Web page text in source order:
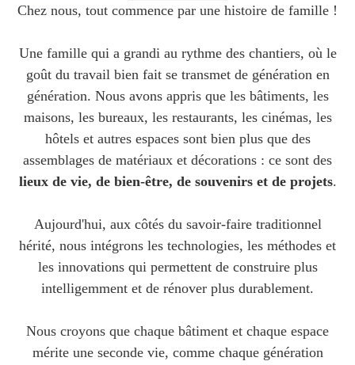
Chez nous, tout commence par une histoire de famille !
Une famille qui a grandi au rythme des chantiers, où le
goût du travail bien fait se transmet de génération en
génération. Nous avons appris que les bâtiments, les
maisons, les bureaux, les restaurants, les cinémas, les
hôtels et autres espaces sont bien plus que des
assemblages de matériaux et décorations : ce sont des
lieux de vie, de bien-être, de souvenirs et de projets.
Aujourd'hui, aux côtés du savoir-faire traditionnel
hérité, nous intégrons les technologies, les méthodes et
les innovations qui permettent de construire plus
intelligemment et de rénover plus durablement.
Nous croyons que chaque bâtiment et chaque espace
mérite une seconde vie, comme chaque génération